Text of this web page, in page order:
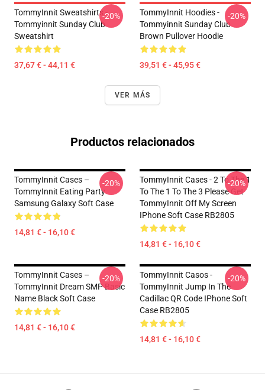
TommyInnit Sweatshirts -
Tommyinnit Sunday Club
Sweatshirt
37,67 € - 44,11 €
-20%
TommyInnit Hoodies -
Tommyinnit Sunday Club
Brown Pullover Hoodie
39,51 € - 45,95 €
-20%
VER MÁS
Productos relacionados
TommyInnit Cases –
TommyInnit Eating Party
Samsung Galaxy Soft Case
14,81 € - 16,10 €
-20%
TommyInnit Cases - 2 To The 1
To The 1 To The 3 Please Get
TommyInnit Off My Screen
IPhone Soft Case RB2805
14,81 € - 16,10 €
-20%
TommyInnit Cases –
TommyInnit Dream SMP Basic
Name Black Soft Case
14,81 € - 16,10 €
-20%
TommyInnit Casos -
TommyInnit Jump In The
Cadillac QR Code IPhone Soft
Case RB2805
14,81 € - 16,10 €
-20%